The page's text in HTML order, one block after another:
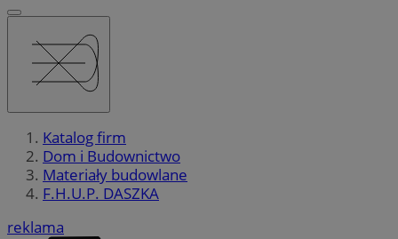
Katalog firm
Dom i Budownictwo
Materiały budowlane
F.H.U.P. DASZKA
reklama